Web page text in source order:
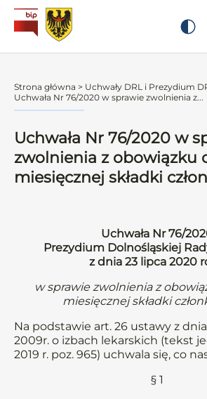
Strona główna > Uchwały DRL i Prezydium
Uchwała Nr 76/2020 w sprawie zwolnienia z...
Uchwała Nr 76/2020 w
zwolnienia z obowiązku
miesięcznej składki
Uchwała Nr 76/
Prezydium Dolnośląskiej
z dnia 23 lipca 2020
w sprawie zwolnienia z
miesięcznej składki
Na podstawie art. 26 ustawy z
2009r. o izbach lekarskich (tekst
2019 r. poz. 965) uchwala się, co
§ 1